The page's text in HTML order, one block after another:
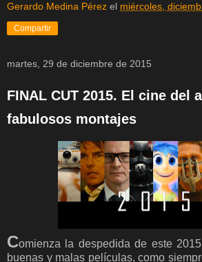
Gerardo Medina Pérez el miércoles,
Compartir
martes, 29 de diciembre de 2015
FINAL CUT 2015. El cine del
fabulosos montajes
Comienza la despedida de este
buenas y malas películas, como